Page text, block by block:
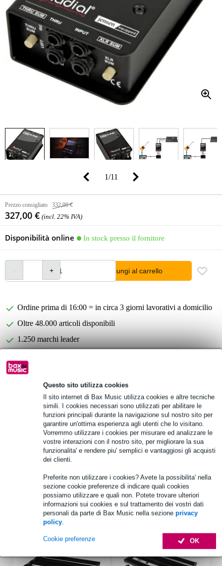
Questo sito utilizza cookies
Il sito internet di Bax Music utilizza cookies e altre tecniche
simili. I cookies necessari sono utilizzati per abilitare le
funzioni principali durante la navigazione sul nostro sito per
garantire un'ottima esperienza agli utenti che lo visitano.
Vorremmo utilizzare i cookies per misurare ed analizzare le
vostre interazioni con il nostro sito, per migliorare la sua
funzionalita' e rendere piu' semplici e vantaggiosi gli acquisti
dei clienti.
Preferite non utilizzare i cookies? Avete la possibilita' nella
sezione cookie preferenze di indicare quali cookies
possiamo utilizzare e quali non. Potete trovare ulteriori
informazioni sui cookies e sul trattamento dei vostri dati
personali da parte di Bax Music nella sezione privacy
policy.
OK
Cookie preferenze
1/11
Prezzo consigliato 332,00 €
327,00 € (incl. 22% IVA)
Disponibilità online In stock presso il fornitore
Aggiungi al carrello
Ordine prima di 16:00 = in circa 3 giorni lavorativi a domicilio
Oltre 48.000 articoli disponibili
1.250 marchi leader
16,35 € di premio
Informazioni sul prodotto
Radiale Highline
isolatore di linea stereo passivo
Trasformatori Jensen
Specifiche complete
Accessori (14)